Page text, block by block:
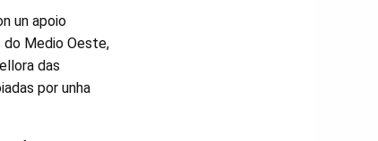
un apoio
do Medio Oeste,
das
por unha